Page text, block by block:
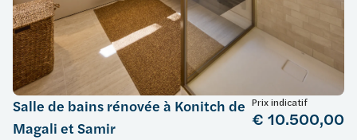
Salle de bains rénovée à Konitch de
Magali et Samir
Prix indicatif
€ 10.500,00